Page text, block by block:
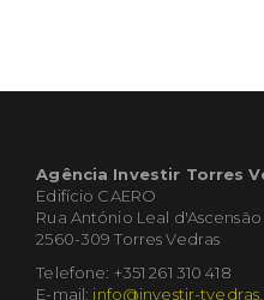
Agência Investir Torres
Edifício CAERO
Rua António Leal d'Ascensão
2560-309 Torres Vedras
Telefone: +351 261 310 418
E-mail: info@investir-